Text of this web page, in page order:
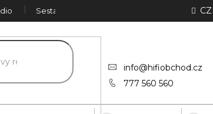
Sestava na míru
info@hifiobchod.cz
777 560 560